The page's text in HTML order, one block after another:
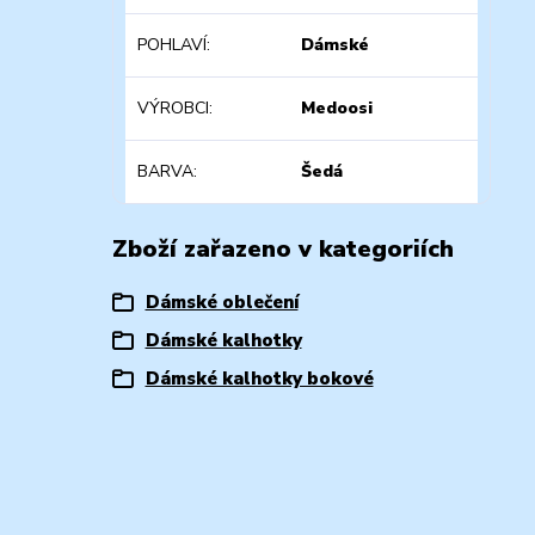
POHLAVÍ Dámské
VÝROBCI Medoosi
BARVA Šedá
Zboží zařazeno v kategoriích
Dámské oblečení
Dámské kalhotky
Dámské kalhotky bokové